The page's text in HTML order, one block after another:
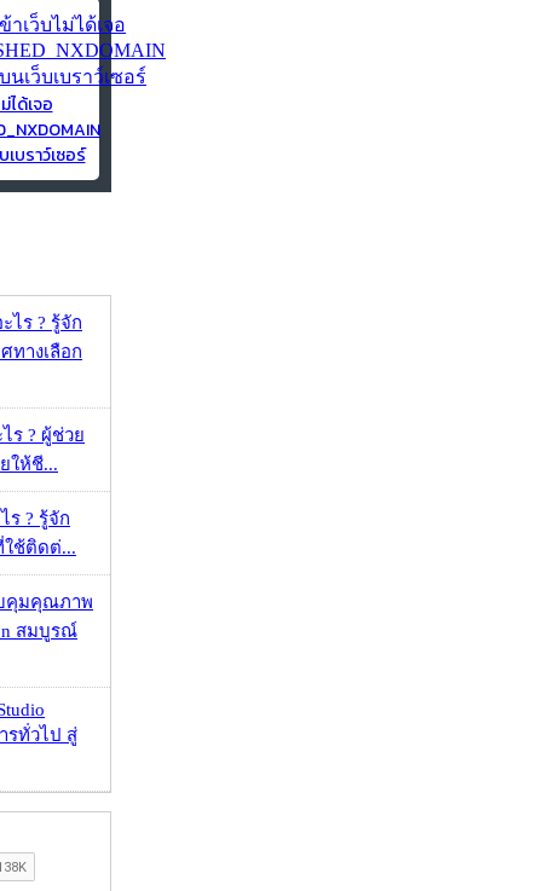
ได้เจอ
บราว์เซอร์
ไร ? รู้จัก
ทางเลือก
ร ? ผู้ช่วย
ให้ชี...
ร ? รู้จัก
ช้ติดต่...
คุมคุณภาพ
สมบูรณ์
รทั่วไป สู่